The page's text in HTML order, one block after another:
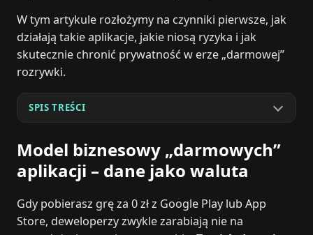
W tym artykule rozłożymy na czynniki pierwsze, jak
działają takie aplikacje, jakie niosą ryzyka i jak
skutecznie chronić prywatność w erze „darmowej”
rozrywki.
SPIS TREŚCI
Model biznesowy „darmowych”
aplikacji – dane jako waluta
Gdy pobierasz grę za 0 zł z Google Play lub App
Store, deweloperzy zwykle zarabiają nie na